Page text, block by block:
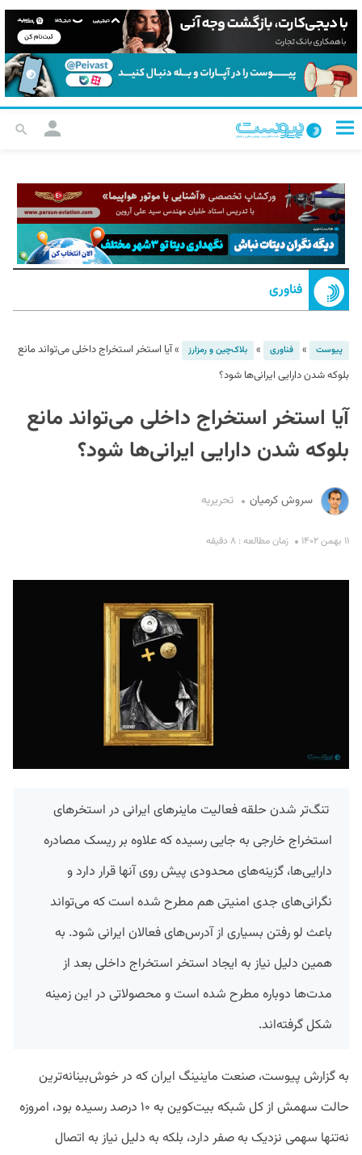
فناوری
پیوست » فناوری » بلاک‌چین و رمزارز »آیا استخر استخراج داخلی می‌تواند مانع
بلوکه شدن دارایی‌ ایرانی‌ها شود؟
آیا استخر استخراج داخلی می‌تواند مانع
بلوکه شدن دارایی‌ ایرانی‌ها شود؟
سروش کرمیان تحریریه
۱۱ بهمن ۱۴۰۲ زمان مطالعه : ۸ دقیقه
تنگ‌تر شدن حلقه فعالیت ماینرهای ایرانی در استخر‌های
استخراج خارجی به جایی رسیده که علاوه‌ بر ریسک مصادره
دارایی‌ها، گزینه‌های محدودی پیش روی آنها قرار دارد و
نگرانی‌های جدی امنیتی هم مطرح شده است که می‌تواند
باعث لو رفتن بسیاری از آدرس‌های فعالان ایرانی شود. به
همین دلیل نیاز به ایجاد استخر استخراج داخلی بعد از
مدت‌ها دوباره مطرح شده است و محصولاتی در این زمینه
شکل گرفته‌اند.
به گزارش پیوست، صنعت ماینینگ ایران که در خوش‌بینانه‌ترین
حالت سهمش از کل شبکه بیت‌کوین به ۱۰ درصد رسیده بود، امروزه
نه‌تنها سهمی نزدیک به صفر دارد، بلکه به دلیل نیاز به اتصال